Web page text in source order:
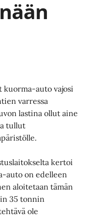
auto vajosi
varressa
lastina ollut aine
tullut
kertoi
auto on edelleen
aloitetaan tämän
35 tonnin
ole